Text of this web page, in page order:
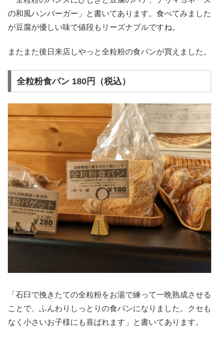
の和風ハンバーガー」と書いてあります。食べてみました
が豆腐が優しい味で値段もリーズナブルですね。
またまた後日来店しやっと全粒粉の食パンが買えました。
全粒粉食パン 180円（税込）
「石臼で挽きたての全粒粉をお湯で練って一晩熟成させる
ことで、ふんわりしっとりの食パンになりました。クセも
なく小さいお子様にも喜ばれます」と書いてあります。